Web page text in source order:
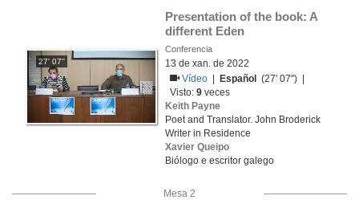
27' 07''
Presentation of the book: A
different Eden
Conferencia
13 de xan. de 2022
Vídeo
Español
(27' 07'') |
Visto:9 veces
Keith Payne
Poet and Translator. John Broderick
Writer in Residence
Xavier Queipo
Biólogo e escritor galego
Mesa 2